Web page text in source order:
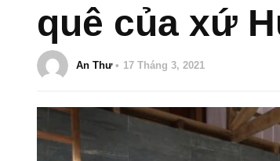
quê của xứ
An Thư 17 Tháng 3, 2021